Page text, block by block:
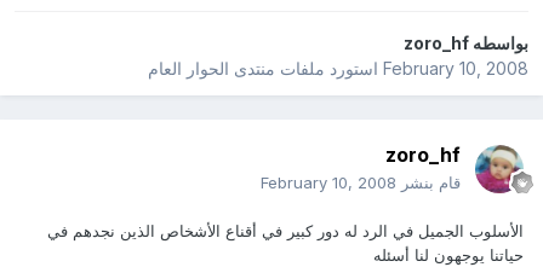
بواسطهzoro_hf
February 10, 2008استورد ملفات منتدى الحوار العام
zoro_hf
قام بنشر February 10, 2008
الأسلوب الجميل في الرد له دور كبير في أقناع الأشخاص الذين نجدهم في
حياتنا يوجهون لنا أسئله